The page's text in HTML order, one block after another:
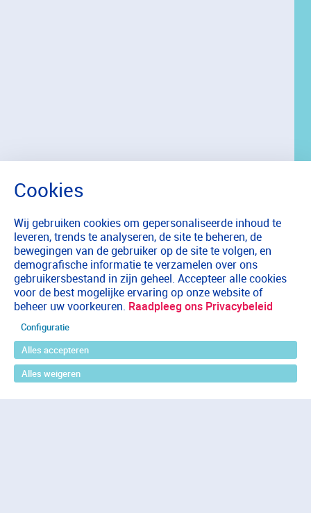
Wij gebruiken cookies om gepersonaliseerde inhoud te
leveren, trends te analyseren, de site te beheren, de
bewegingen van de gebruiker op de site te volgen, en
demografische informatie te verzamelen over ons
gebruikersbestand in zijn geheel. Accepteer alle cookies
voor de best mogelijke ervaring op onze website of
beheer uw voorkeuren. Raadpleeg ons Privacybeleid
Configuratie
Alles accepteren
Alles weigeren